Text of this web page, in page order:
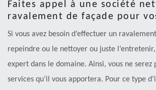
Faites appel à une société
ravalement de façade pour
Si vous avez besoin d’effectuer un
repeindre ou le nettoyer ou juste
expert dans le domaine. Ainsi, vous ne serez
services qu’il vous apportera. Pour ce type